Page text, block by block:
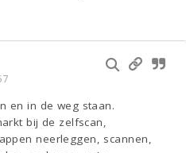
en in de weg staan.
bij de zelfscan,
neerleggen, scannen,